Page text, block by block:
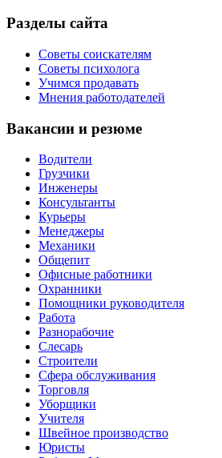
Разделы сайта
Советы соискателям
Советы психолога
Учимся продавать
Мнения работодателей
Вакансии и резюме
Водители
Грузчики
Инженеры
Консультанты
Курьеры
Менеджеры
Механики
Общепит
Офисные работники
Охранники
Помощники руководителя
Работа
Разнорабочие
Слесарь
Строители
Сфера обслуживания
Торговля
Уборщики
Учителя
Швейное производство
Юристы